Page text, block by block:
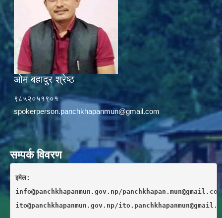
ओम बहादुर श्रेष्ठ
९८५२०५१९०१
spokerperson.panchkhapanmun@gmail.com
सम्पर्क विवरण
इमेल:
info@panchkhapanmun.gov.np/
ito@panchkhapanmun.gov.np/